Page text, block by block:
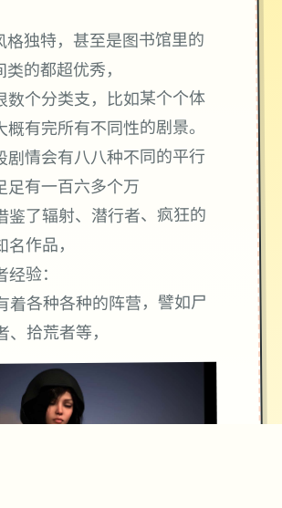
格独特，甚至是图书馆里的
的都超优秀，
数个分类支，比如某个个体
有完所有不同性的剧景。
剧情会有八八种不同的平行
足有一百六多个万
鉴了辐射、潜行者、疯狂的
作品，
验：
着各种各种的阵营，譬如尸
拾荒者等，